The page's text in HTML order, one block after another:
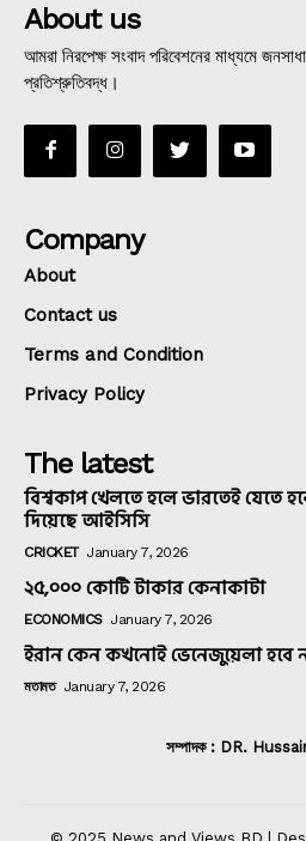
About us
আমরা নিরপেক্ষ সংবাদ পরিবেশনের মাধ্যমে
প্রতিশ্রুতিবদ্ধ।
Company
About
Contact us
Terms and Condition
Privacy Policy
The latest
বিশ্বকাপ খেলতে হলে ভারতেই যেতে
দিয়েছে আইসিসি
CRICKET January 7, 2026
২৫,০০০ কোটি টাকার কেনাকাটা
ECONOMICS January 7, 2026
ইরান কেন কখনোই ভেনেজুয়েলা হবে
মতামত January 7, 2026
সম্পাদক : DR.